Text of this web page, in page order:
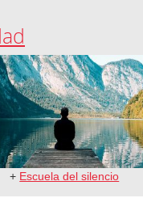
+ Escuela del silencio